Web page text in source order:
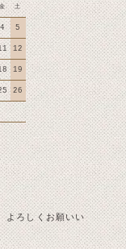
金 土
4 5
12
19
26
ろしくお願いい